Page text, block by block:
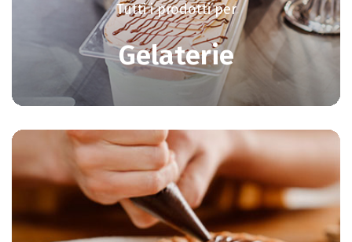
Tutti i prodotti per
Gelaterie